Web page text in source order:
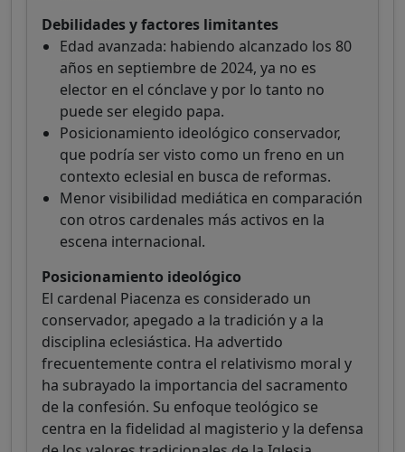
Debilidades y factores limitantes
Edad avanzada: habiendo alcanzado los 80
años en septiembre de 2024, ya no es
elector en el cónclave y por lo tanto no
puede ser elegido papa.
Posicionamiento ideológico conservador,
que podría ser visto como un freno en un
contexto eclesial en busca de reformas.
Menor visibilidad mediática en comparación
con otros cardenales más activos en la
escena internacional.
Posicionamiento ideológico
El cardenal Piacenza es considerado un
conservador, apegado a la tradición y a la
disciplina eclesiástica. Ha advertido
frecuentemente contra el relativismo moral y
ha subrayado la importancia del sacramento
de la confesión. Su enfoque teológico se
centra en la fidelidad al magisterio y la defensa